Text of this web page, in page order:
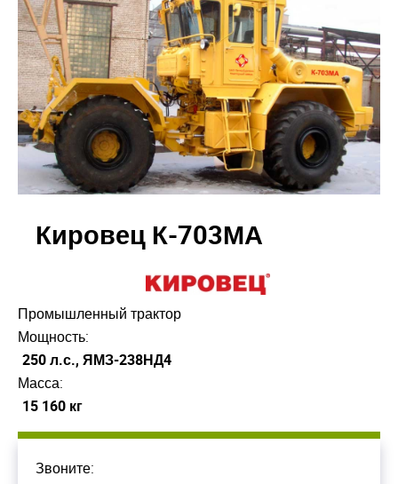
Кировец К-703МА
Промышленный трактор
Мощность:
250 л.с., ЯМЗ-238НД4
Масса:
15 160 кг
Звоните: